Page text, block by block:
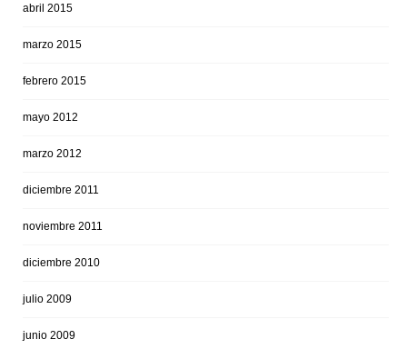
abril 2015
marzo 2015
febrero 2015
mayo 2012
marzo 2012
diciembre 2011
noviembre 2011
diciembre 2010
julio 2009
junio 2009